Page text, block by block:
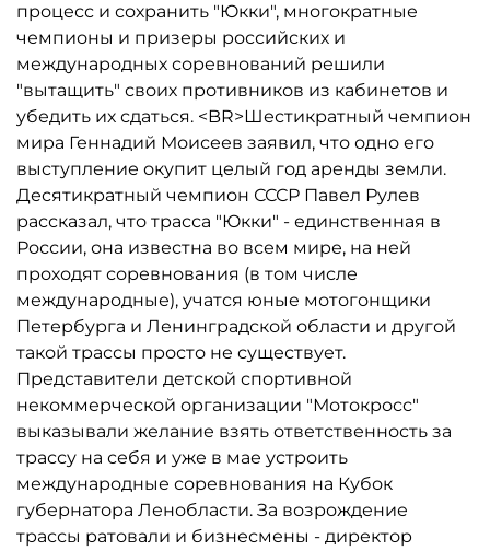
процесс и сохранить "Юкки", многократные
чемпионы и призеры российских и
международных соревнований решили
"вытащить" своих противников из кабинетов и
убедить их сдаться. <BR>Шестикратный чемпион
мира Геннадий Моисеев заявил, что одно его
выступление окупит целый год аренды земли.
Десятикратный чемпион СССР Павел Рулев
рассказал, что трасса "Юкки" - единственная в
России, она известна во всем мире, на ней
проходят соревнования (в том числе
международные), учатся юные мотогонщики
Петербурга и Ленинградской области и другой
такой трассы просто не существует.
Представители детской спортивной
некоммерческой организации "Мотокросс"
выказывали желание взять ответственность за
трассу на себя и уже в мае устроить
международные соревнования на Кубок
губернатора Ленобласти. За возрождение
трассы ратовали и бизнесмены - директор